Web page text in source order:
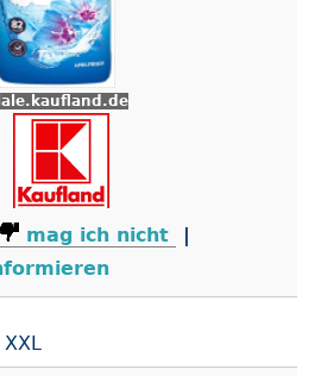
mag ich nicht
|